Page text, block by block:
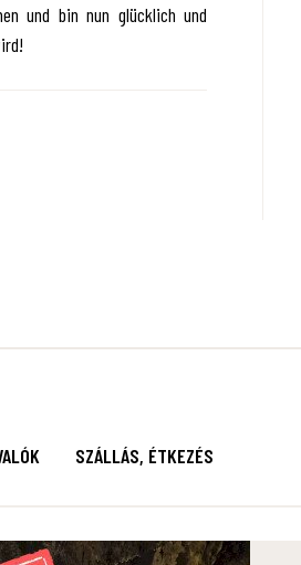
und bin nun glücklich und
SZÁLLÁS, ÉTKEZÉS